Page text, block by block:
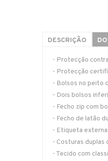
DESCRIÇÃO
- Protecção
- Protecção
- Bolsos no peito
- Dois bolsos
- Fecho zip com
- Fecho de latão
- Etiqueta
- Costuras duplas
- Tecido com